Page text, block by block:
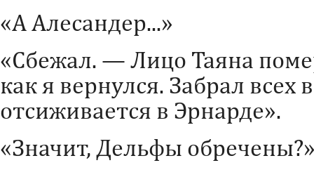
«А Алесандер...»
«Сбежал. — Лицо Таяна
как я вернулся. Забрал всех
отсиживается в Эрнарде».
«Значит, Дельфы